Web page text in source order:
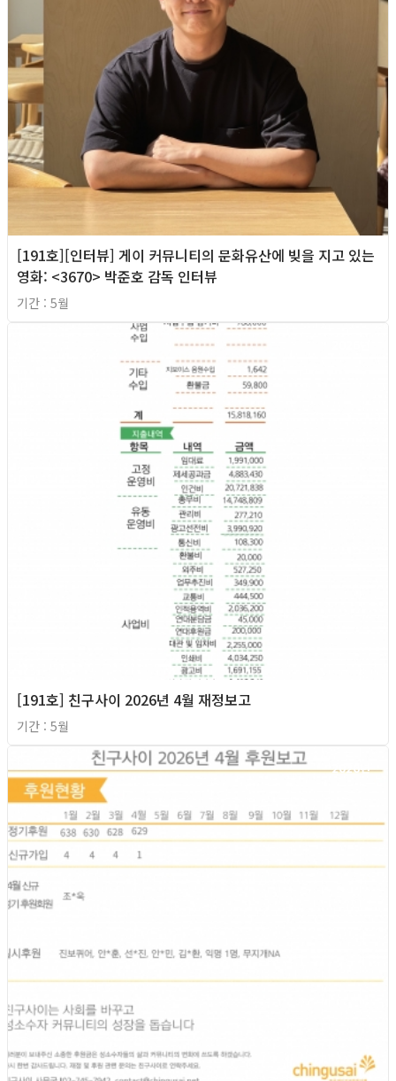
[191호][인터뷰] 게이 커뮤니티의 문화유산에 빚을 지고 있는
영화: <3670> 박준호 감독 인터뷰
기간 : 5월
[191호] 친구사이 2026년 4월 재정보고
기간 : 5월
2026년